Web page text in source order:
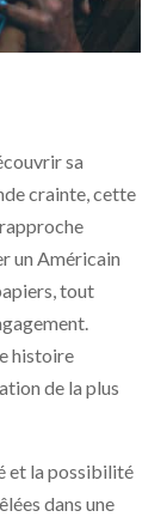
sa
crainte, cette
un Américain
tout
histoire
de la plus
et la possibilité
dans une